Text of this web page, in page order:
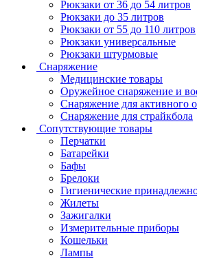
Рюкзаки от 36 до 54 литров
Рюкзаки до 35 литров
Рюкзаки от 55 до 110 литров
Рюкзаки универсальные
Рюкзаки штурмовые
Снаряжение
Медицинские товары
Оружейное снаряжение и
Снаряжение для активного
Снаряжение для страйкбола
Сопутствующие товары
Перчатки
Батарейки
Бафы
Брелоки
Гигиенические
Жилеты
Зажигалки
Измерительные приборы
Кошельки
Лампы